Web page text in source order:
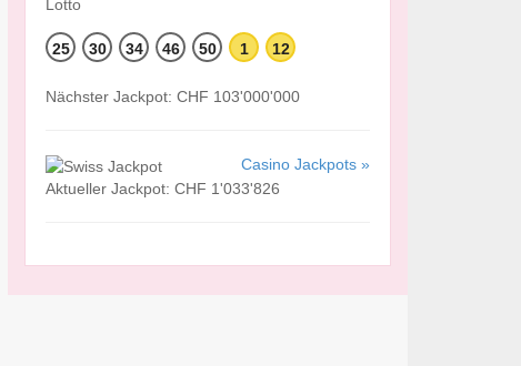
25 30 34 46 50 1 12
Nächster Jackpot: CHF 103'000'000
Casino Jackpots »
Aktueller Jackpot: CHF 1'033'826